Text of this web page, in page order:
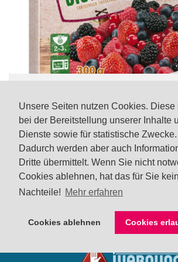
Unsere Seiten nutzen Cookies. Diese
bei der Bereitstellung unserer Inhalte
Dienste sowie für statistische Zwecke.
Dadurch werden aber auch
Dritte übermittelt. Wenn Sie nicht
Cookies ablehnen, hat das für Sie
Nachteile! Mehr erfahren
Cookies ablehnen Cookies
UPDATE Rückruf: Noroviren in
Bio Beerenmischung via Lidl